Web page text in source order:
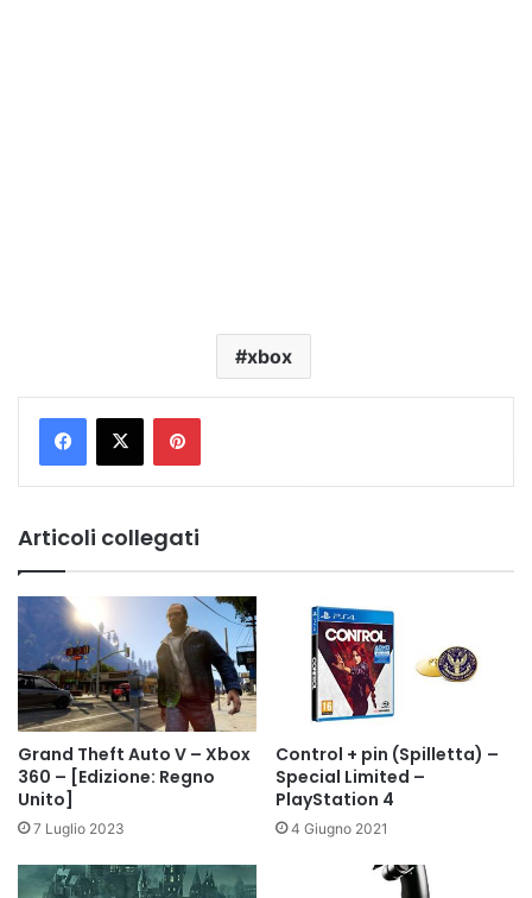
xbox
Pinterest
Articoli collegati
Grand Theft Auto V – Xbox
360 – [Edizione: Regno
Unito]
7 Luglio 2023
Control + pin (Spilletta) –
Special Limited –
PlayStation 4
4 Giugno 2021